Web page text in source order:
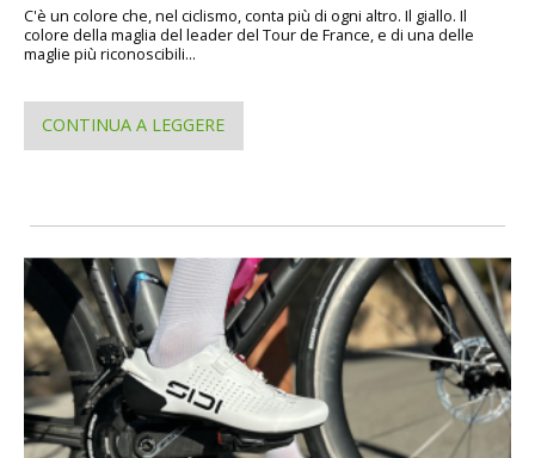
C'è un colore che, nel ciclismo, conta più di ogni altro. Il giallo. Il
colore della maglia del leader del Tour de France, e di una delle
maglie più riconoscibili...
CONTINUA A LEGGERE